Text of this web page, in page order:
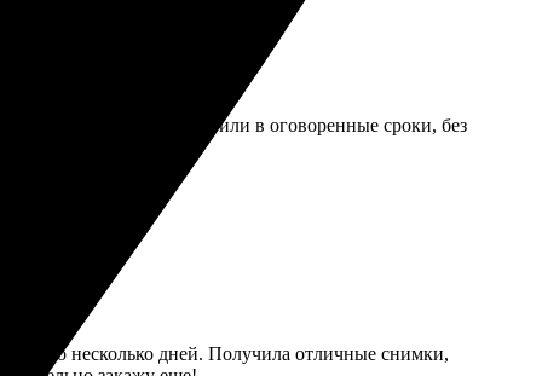
и быстро. Доставили в оговоренные сроки, без
всего несколько дней. Получила отличные снимки,